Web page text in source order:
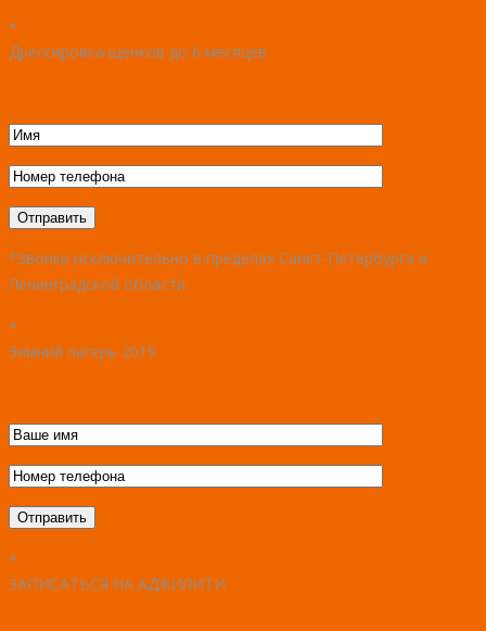
×
Дрессировка щенков до 6 месяцев
*Звонки исключительно в пределах Санкт-Петербурга и
Ленинградской области.
×
Зимний лагерь 2019
×
ЗАПИСАТЬСЯ НА АДЖИЛИТИ